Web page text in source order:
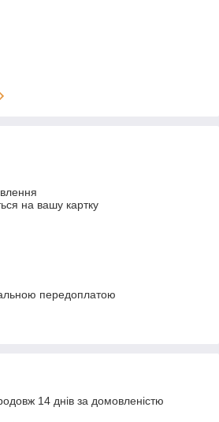
на вашу картку
передоплатою
14 днів за домовленістю